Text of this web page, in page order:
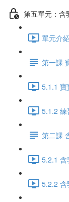
第五單元：含
單元介
第一課
5.1.1 寶
5.1.2 練
第二課
5.2.1
5.2.2 含